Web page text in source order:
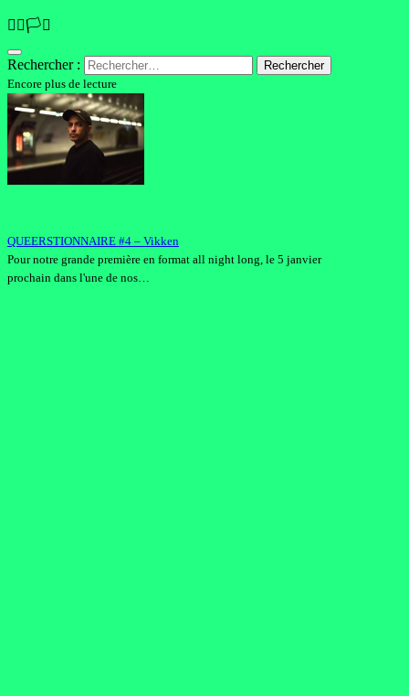
🏳️‍🌈🏳️‍⚧️
Rechercher :
Encore plus de lecture
QUEERSTIONNAIRE #4 – Vikken
Pour notre grande première en format all night long, le 5 janvier
prochain dans l'une de nos…